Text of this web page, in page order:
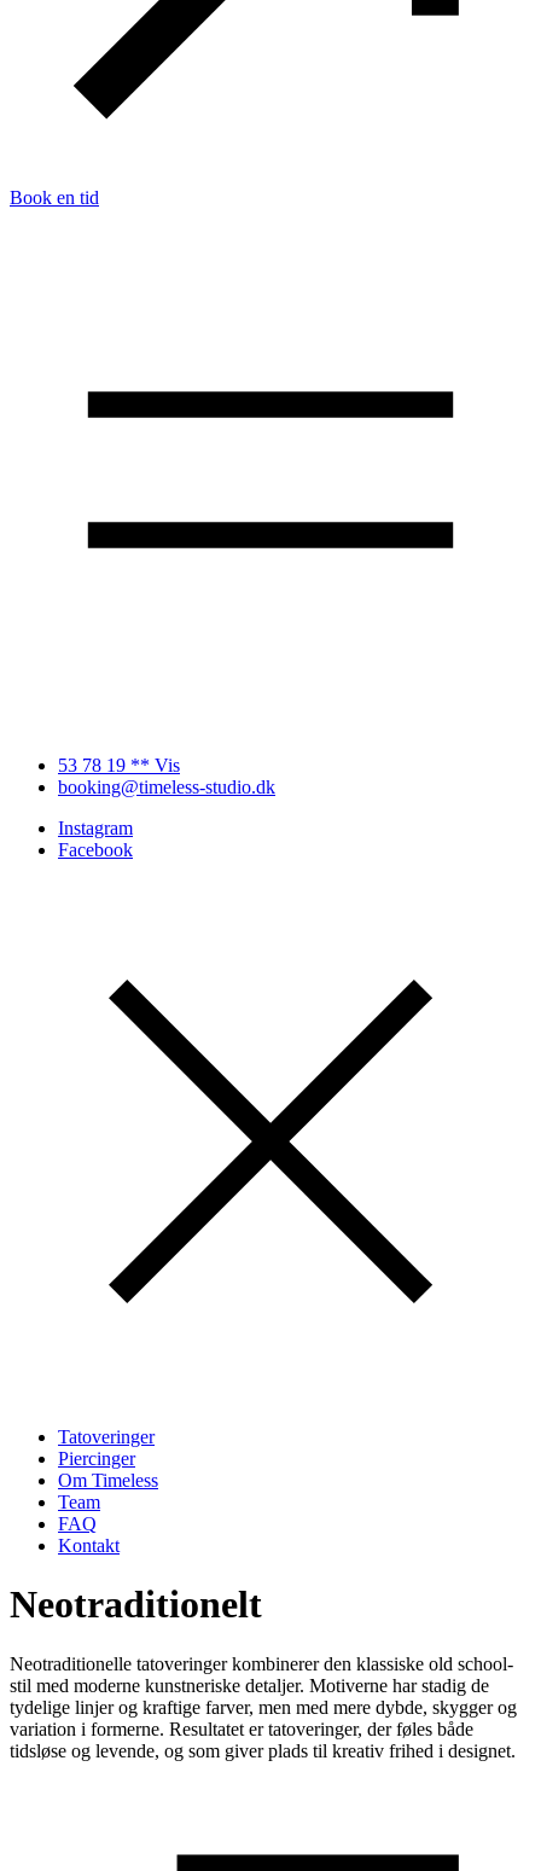
Book en tid
53 78 19 ** Vis
booking@timeless-studio.dk
Instagram
Facebook
Tatoveringer
Piercinger
Om Timeless
Team
FAQ
Kontakt
Neotraditionelt
Neotraditionelle tatoveringer kombinerer den klassiske old school-
stil med moderne kunstneriske detaljer. Motiverne har stadig de
tydelige linjer og kraftige farver, men med mere dybde, skygger og
variation i formerne. Resultatet er tatoveringer, der føles både
tidsløse og levende, og som giver plads til kreativ frihed i designet.